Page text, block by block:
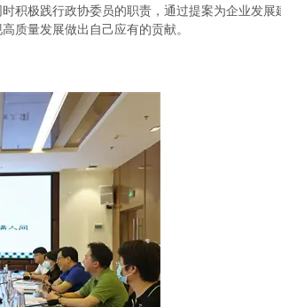
积极践行政协委员的职责，通过提案为企业发展
质量发展做出自己应有的贡献。